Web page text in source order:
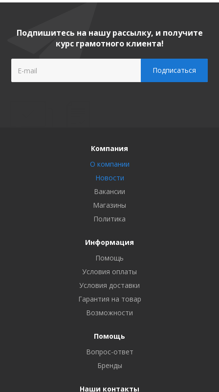
Подпишитесь на нашу рассылку, и получите
курс грамотного клиента!
Компания
О компании
Новости
Вакансии
Магазины
Политика
Информация
Помощь
Условия оплаты
Условия доставки
Гарантия на товар
Возможности
Помощь
Вопрос-ответ
Бренды
Наши контакты